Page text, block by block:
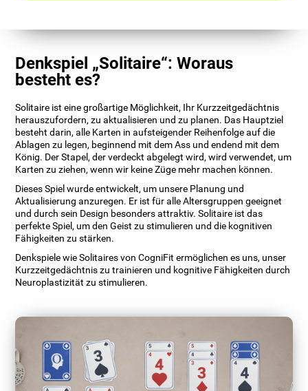
Denkspiel „Solitaire“: Woraus
besteht es?
Solitaire ist eine großartige Möglichkeit, Ihr Kurzzeitgedächtnis
herauszufordern, zu aktualisieren und zu planen. Das Hauptziel
besteht darin, alle Karten in aufsteigender Reihenfolge auf die
Ablagen zu legen, beginnend mit dem Ass und endend mit dem
König. Der Stapel, der verdeckt abgelegt wird, wird verwendet, um
Karten zu ziehen, wenn wir keine Züge mehr machen können.
Dieses Spiel wurde entwickelt, um unsere Planung und
Aktualisierung anzuregen. Er ist für alle Altersgruppen geeignet
und durch sein Design besonders attraktiv. Solitaire ist das
perfekte Spiel, um den Geist zu stimulieren und die kognitiven
Fähigkeiten zu stärken.
Denkspiele wie Solitaires von CogniFit ermöglichen es uns, unser
Kurzzeitgedächtnis zu trainieren und kognitive Fähigkeiten durch
Neuroplastizität zu stimulieren.